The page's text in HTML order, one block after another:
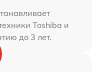
Toshiba и
до 3 лет.